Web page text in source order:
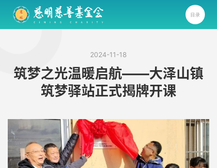
目录
2024-11-18
筑梦之光温暖启航——大泽山镇
筑梦驿站正式揭牌开课